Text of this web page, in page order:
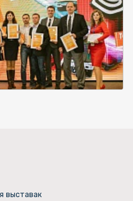
выставак